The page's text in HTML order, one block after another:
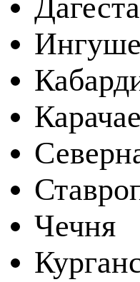
Чечня